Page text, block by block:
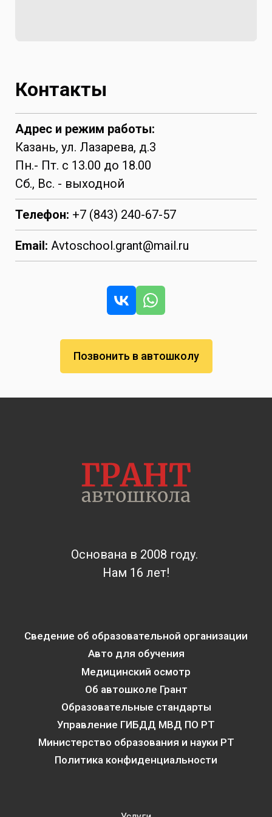
Контакты
Адрес и режим работы:
Казань, ул. Лазарева, д.3
Пн.- Пт. с 13.00 до 18.00
Сб., Вс. - выходной
Телефон: +7 (843) 240-67-57
Email: Avtoschool.grant@mail.ru
Позвонить в автошколу
Основана в 2008 году.
Нам 16 лет!
Сведение об образовательной организации
Авто для обучения
Медицинский осмотр
Об автошколе Грант
Образовательные стандарты
Управление ГИБДД МВД ПО РТ
Министерство образования и науки РТ
Политика конфиденциальности